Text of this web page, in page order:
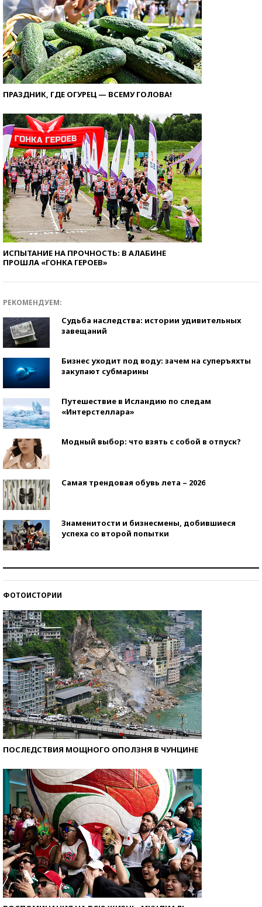
ПРАЗДНИК, ГДЕ ОГУРЕЦ — ВСЕМУ ГОЛОВА!
ИСПЫТАНИЕ НА ПРОЧНОСТЬ: В АЛАБИНЕ
ПРОШЛА «ГОНКА ГЕРОЕВ»
РЕКОМЕНДУЕМ:
Судьба наследства: истории удивительных
завещаний
Бизнес уходит под воду: зачем на суперъяхты
закупают субмарины
Путешествие в Исландию по следам
«Интерстеллара»
Модный выбор: что взять с собой в отпуск?
Самая трендовая обувь лета – 2026
Знаменитости и бизнесмены, добившиеся
успеха со второй попытки
ФОТОИСТОРИИ
ПОСЛЕДСТВИЯ МОЩНОГО ОПОЛЗНЯ В ЧУНЦИНЕ